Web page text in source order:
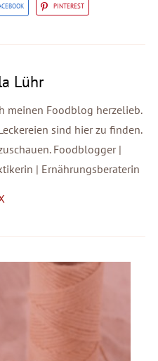
PINTEREST
Lühr
meinen Foodblog herzelieb.
sind hier zu finden.
Foodblogger |
| Ernährungsberaterin